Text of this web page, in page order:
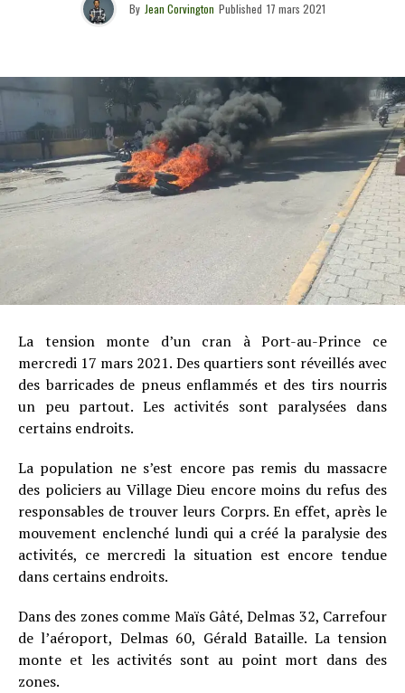
By Jean Corvington Published 17 mars 2021
La tension monte d’un cran à Port-au-Prince ce
mercredi 17 mars 2021. Des quartiers sont réveillés avec
des barricades de pneus enflammés et des tirs nourris
un peu partout. Les activités sont paralysées dans
certains endroits.
La population ne s’est encore pas remis du massacre
des policiers au Village Dieu encore moins du refus des
responsables de trouver leurs Corprs. En effet, après le
mouvement enclenché lundi qui a créé la paralysie des
activités, ce mercredi la situation est encore tendue
dans certains endroits.
Dans des zones comme Maïs Gâté, Delmas 32, Carrefour
de l’aéroport, Delmas 60, Gérald Bataille. La tension
monte et les activités sont au point mort dans des
zones.